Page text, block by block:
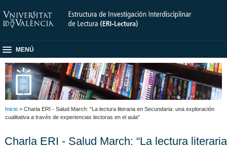
MENÚ
Inicio > Charla ERI - Salud March: “La lectura literaria en Secundaria: una exploración
cualitativa a través de experiencias lectoras en el aula"
Charla ERI - Salud March: “La lectura literaria